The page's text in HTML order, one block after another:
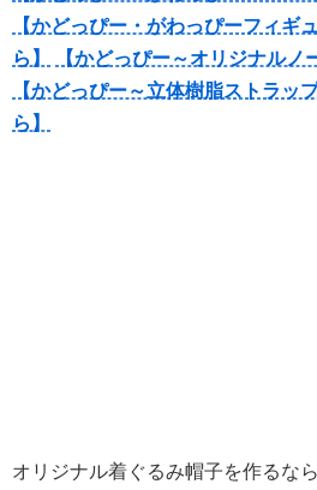
【かどっぴー・がわっぴーフィギ
ら】
【かどっぴー～オリジナルノ
【かどっぴー～立体樹脂ストラッ
ら】
オリジナル着ぐるみ帽子を作るな